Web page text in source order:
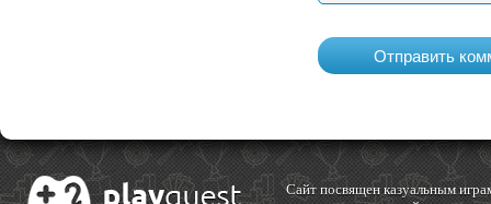
Cайт посвящен казуальным